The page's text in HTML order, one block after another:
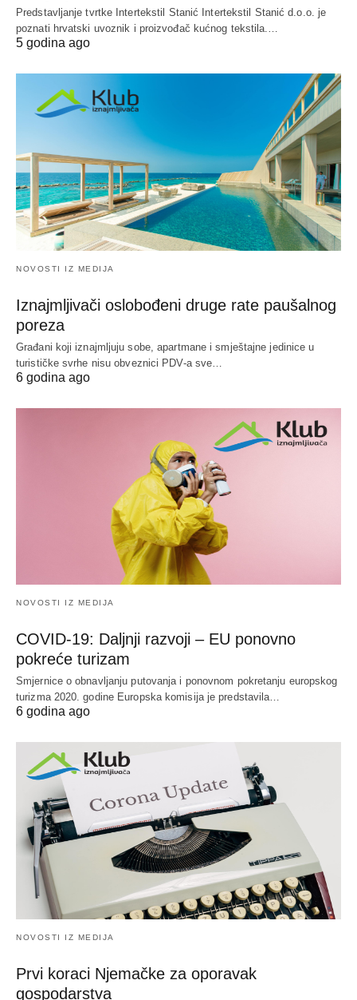
Predstavljanje tvrtke Intertekstil Stanić Intertekstil Stanić d.o.o. je
poznati hrvatski uvoznik i proizvođač kućnog tekstila.…
5 godina ago
NOVOSTI IZ MEDIJA
Iznajmljivači oslobođeni druge rate paušalnog
poreza
Građani koji iznajmljuju sobe, apartmane i smještajne jedinice u
turističke svrhe nisu obveznici PDV-a sve…
6 godina ago
NOVOSTI IZ MEDIJA
COVID-19: Daljnji razvoji – EU ponovno
pokreće turizam
Smjernice o obnavljanju putovanja i ponovnom pokretanju europskog
turizma 2020. godine Europska komisija je predstavila…
6 godina ago
NOVOSTI IZ MEDIJA
Prvi koraci Njemačke za oporavak
gospodarstva